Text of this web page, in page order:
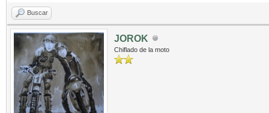
Buscar
JOROK
Chiflado de la moto